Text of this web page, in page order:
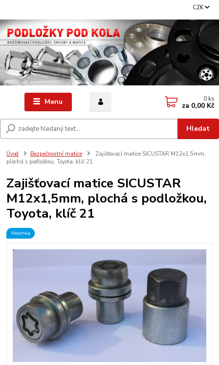
Menu
CZK
Hledat
0 ks
za 0,00 Kč
Úvod Bezpečnostní matice
Zajišťovací matice SICUSTAR M12x1,5mm,
plochá s podložkou, Toyota, klíč 21
Zajišťovací matice SICUSTAR
M12x1,5mm, plochá s podložkou,
Toyota, klíč 21
Novinka